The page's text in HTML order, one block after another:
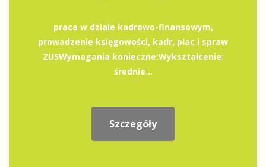
praca w dziale kadrowo-finansowym,
prowadzenie księgowości, kadr, płac i spraw
ZUSWymagania konieczne:Wykształcenie:
średnie...
Szczegóły